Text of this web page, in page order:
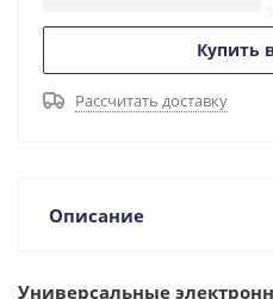
Купить
Рассчитать доставку
Описание
Универсальные